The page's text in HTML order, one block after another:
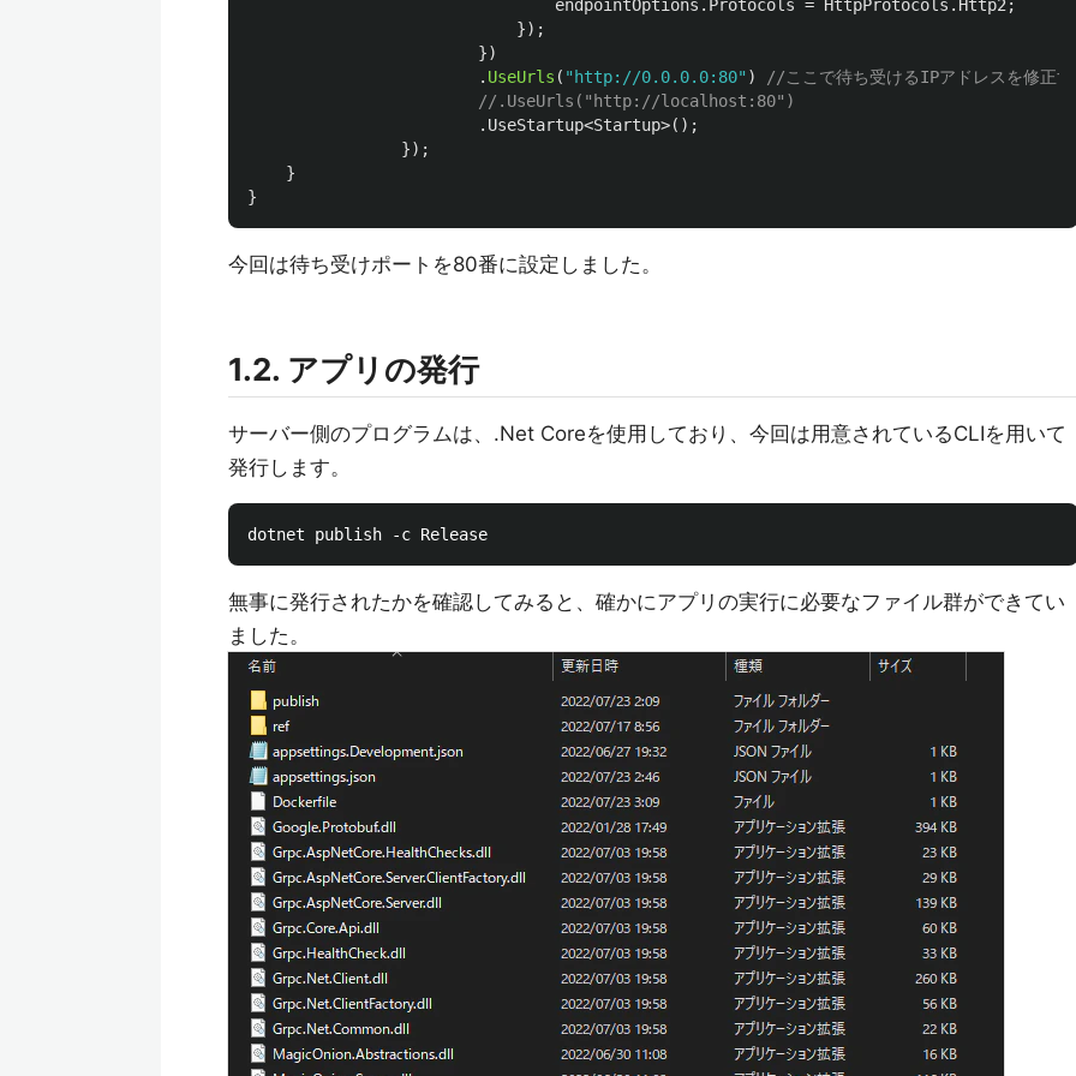
endpointOptions . Protocols = HttpProtocols . Http2 ;
});
})
. UseUrls ( "http://0.0.0.0:80" )
//ここで待ち受けるIPアドレスを修正
//.UseUrls("http://localhost:80")
. UseStartup<Startup>();
});
}
}
今回は待ち受けポートを80番に設定しました。
1.2. アプリの発行
サーバー側のプログラムは、.Net Coreを使用しており、今回は用意されているCLIを用いて
発行します。
無事に発行されたかを確認してみると、確かにアプリの実行に必要なファイル群ができてい
ました。